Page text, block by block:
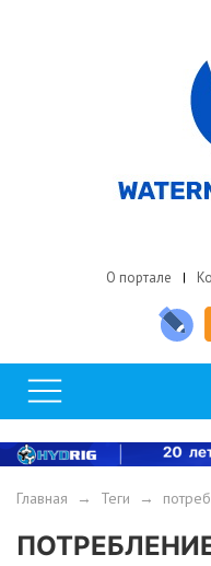
О портале
Главная → Теги →